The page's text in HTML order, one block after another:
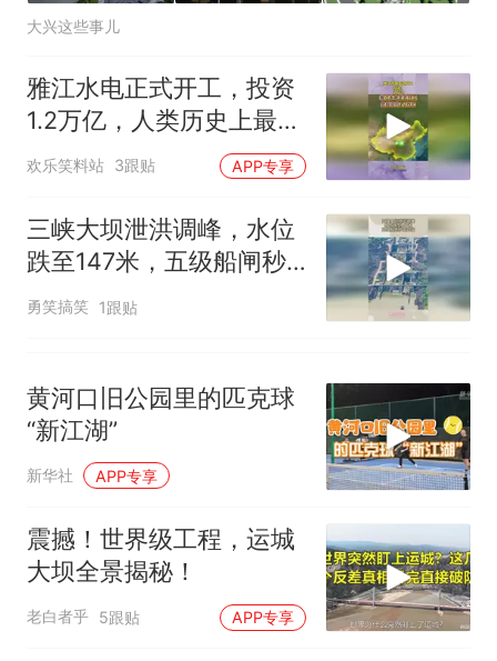
大兴这些事儿
雅江水电正式开工，投资
1.2万亿，人类历史上最大
基建工程要来了
欢乐笑料站 3跟贴 APP专享
三峡大坝泄洪调峰，水位
跌至147米，五级船闸秒
变四级
勇笑搞笑 1跟贴
黄河口旧公园里的匹克球
“新江湖”
新华社 APP专享
震撼！世界级工程，运城
大坝全景揭秘！
老白者乎 5跟贴 APP专享